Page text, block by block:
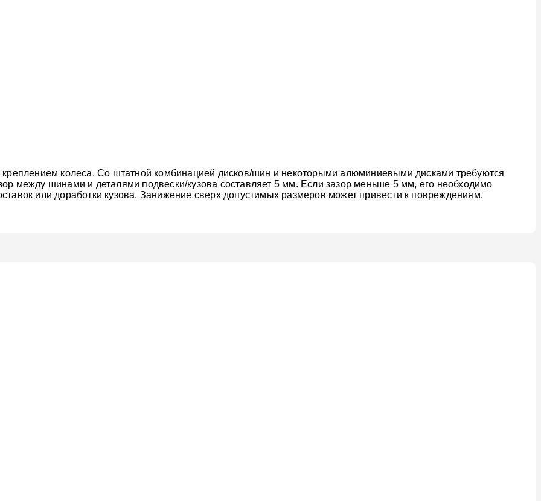
колеса. Со штатной комбинацией дисков/шин и некоторыми алюминиевыми дисками требуются
между шинами и деталями подвески/кузова составляет 5 мм. Если зазор меньше 5 мм, его необходимо
или доработки кузова. Занижение сверх допустимых размеров может привести к повреждениям.